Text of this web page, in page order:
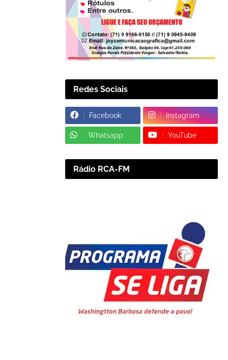
Redes Sociais
Facebook Instagram
Whatsapp YouTube
Rádio RCA-FM